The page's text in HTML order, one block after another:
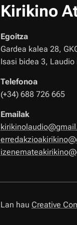
Kirikino
Egoitza
Gardea kalea 28,
Isasi bidea 3,
Telefonoa
(+34) 688 726 665
Emailak
Lan hau Creative